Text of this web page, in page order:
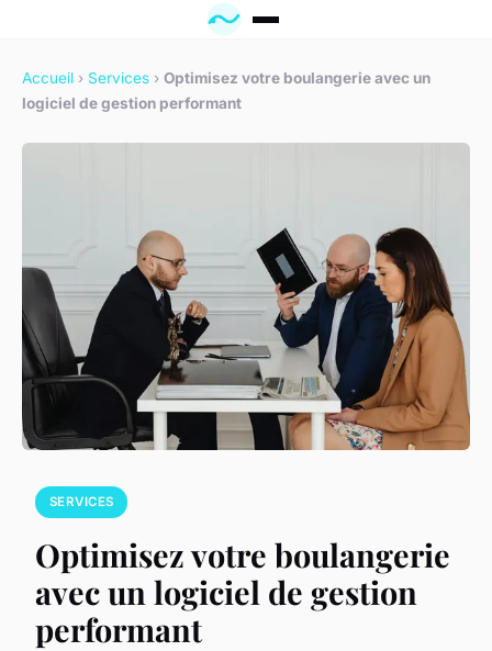
Accueil › Services › Optimisez votre boulangerie avec un
logiciel de gestion performant
SERVICES
Optimisez votre boulangerie
avec un logiciel de gestion
performant